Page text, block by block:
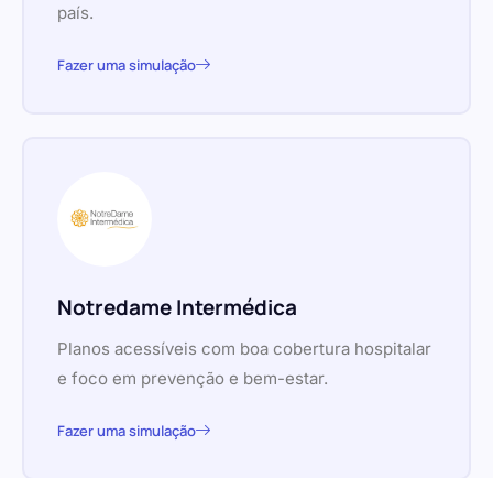
país.
Fazer uma simulação
Notredame Intermédica
Planos acessíveis com boa cobertura hospitalar
e foco em prevenção e bem-estar.
Fazer uma simulação